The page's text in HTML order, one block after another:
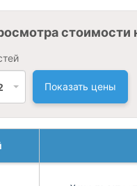
стоимости
Показать цены